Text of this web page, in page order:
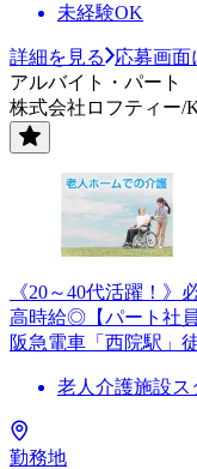
未経験OK
詳細を見る
応募画面
アルバイト・パート
株式会社ロフティー/
《20～40代活躍！》
高時給◎【パート社
阪急電車「西院駅」
老人介護施設ス
勤務地